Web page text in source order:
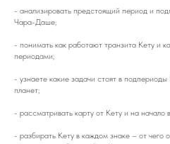
- анализировать предстоящий период и
Чара-Даше;
- понимать как работают транзита Кету и
периодами;
- узнаете какие задачи стоят в
планет;
- рассматривать карту от Кету и на начало
- разбирать Кету в каждом знаке – от чего